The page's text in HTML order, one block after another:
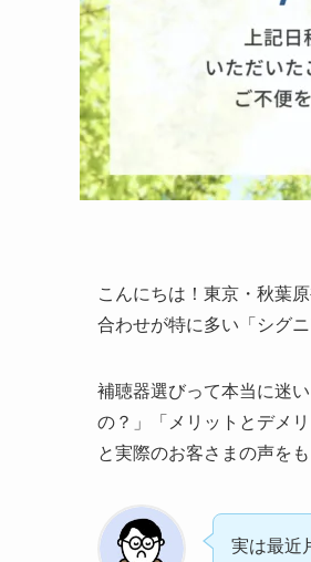
こんにちは！東京・秋葉
合わせが特に多い「シグ
補聴器選びって本当に迷
の？」「メリットとデメ
と実際のお客さまの声を
実は最近